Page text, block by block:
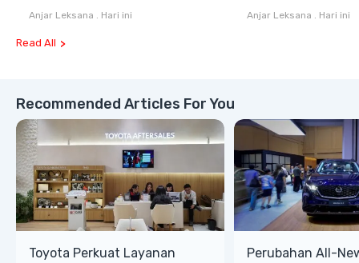
Stok Terbatas
Anjar Leksana Hari ini
Hybrid yang
Anjar Leksana Hari ini
Read All
Recommended Articles For You
Toyota Perkuat Layanan
Perubahan All-